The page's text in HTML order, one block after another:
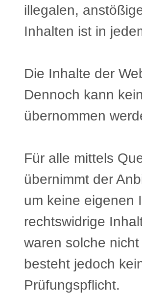
illegalen,
Inhalten ist in
Die Inhalte der
Dennoch kann
übernommen
Für alle mittels
übernimmt der
um keine eigenen
rechtswidrige
waren solche
besteht jedoch
Prüfungspflicht.